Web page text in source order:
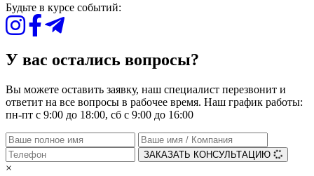
Будьте в курсе событий:
У вас остались вопросы?
Вы можете оставить заявку, наш специалист перезвонит и
ответит на все вопросы в рабочее время. Наш график работы:
пн-пт с 9:00 до 18:00, сб с 9:00 до 16:00
ЗАКАЗАТЬ КОНСУЛЬТАЦИЮ
×